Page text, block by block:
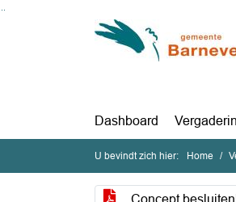
Ga naar de inhoud van deze pagina
Ga naar het zoeken
Dashboard
U bevindt zich hier: Home
Concept